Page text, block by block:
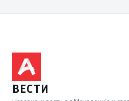
ВЕСТИ